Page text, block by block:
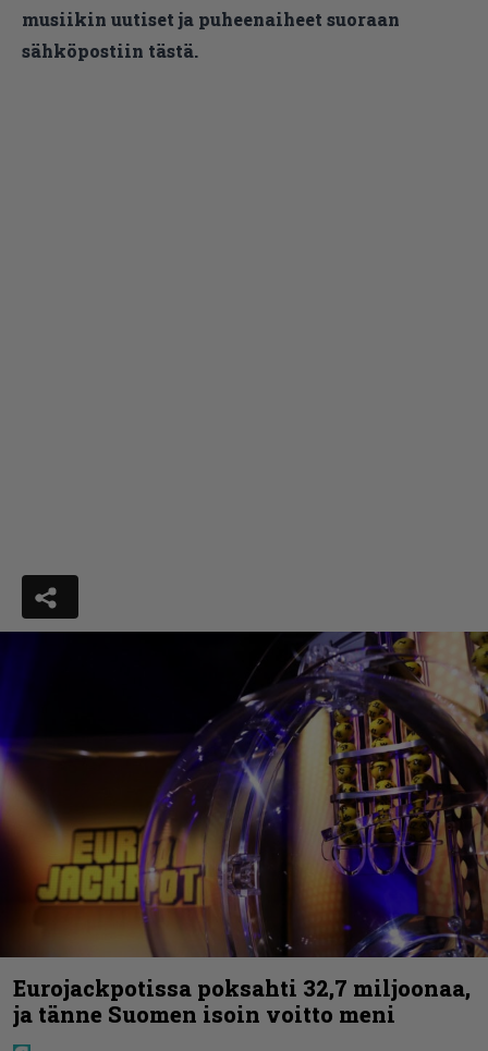
musiikin uutiset ja puheenaiheet suoraan
sähköpostiin tästä.
Eurojackpotissa poksahti 32,7 miljoonaa,
ja tänne Suomen isoin voitto meni